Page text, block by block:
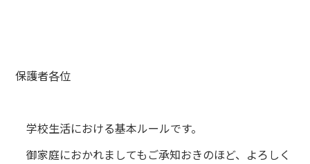
保護者各位
学校生活における基本ルールです。
御家庭におかれましてもご承知おきのほど、よろしく